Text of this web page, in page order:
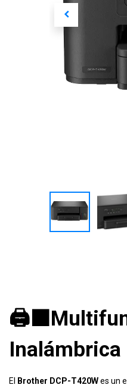
Inalámbrica
El Brother DCP-T420Wes un